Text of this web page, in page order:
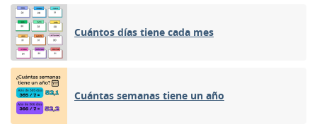
Cuántos días tiene cada mes
Cuántas semanas tiene un año